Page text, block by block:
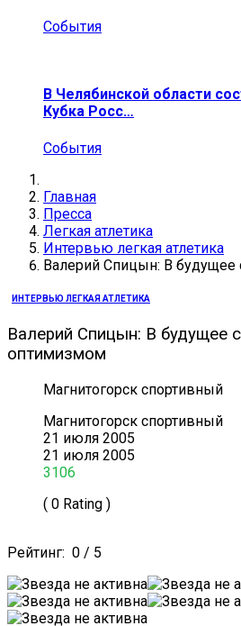
События
В Челябинской области
Кубка Росс…
События
Главная
Пресса
Легкая атлетика
Интервью легкая атлетика
Валерий Спицын: В
ИНТЕРВЬЮ ЛЕГКАЯ АТЛЕТИКА
Валерий Спицын: В будущее
оптимизмом
Магнитогорск спортивный
Магнитогорск спортивный
21 июля 2005
21 июля 2005
3106
( 0 Rating )
Рейтинг: 0 / 5